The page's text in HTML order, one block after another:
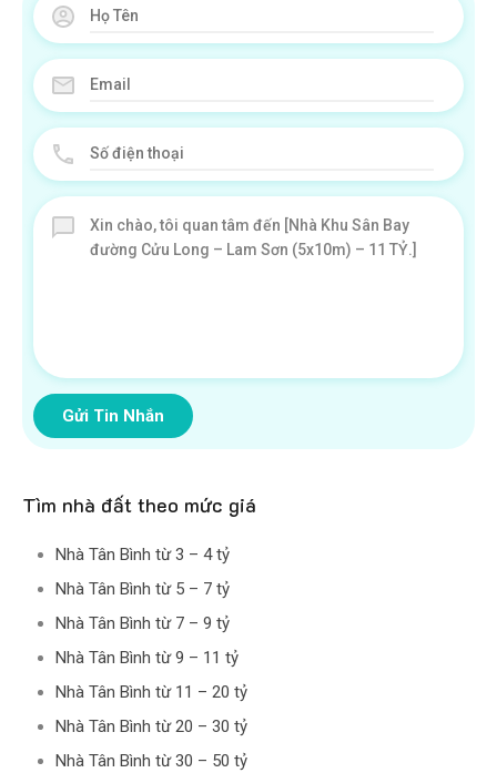
Gửi Tin Nhắn
Tìm nhà đất theo mức giá
Nhà Tân Bình từ 3 – 4 tỷ
Nhà Tân Bình từ 5 – 7 tỷ
Nhà Tân Bình từ 7 – 9 tỷ
Nhà Tân Bình từ 9 – 11 tỷ
Nhà Tân Bình từ 11 – 20 tỷ
Nhà Tân Bình từ 20 – 30 tỷ
Nhà Tân Bình từ 30 – 50 tỷ